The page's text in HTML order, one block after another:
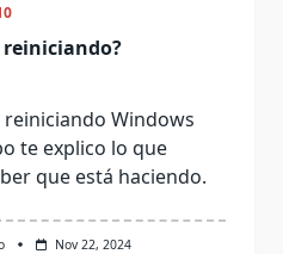
Windows
te explico lo que
que está haciendo.
Nov 22, 2024